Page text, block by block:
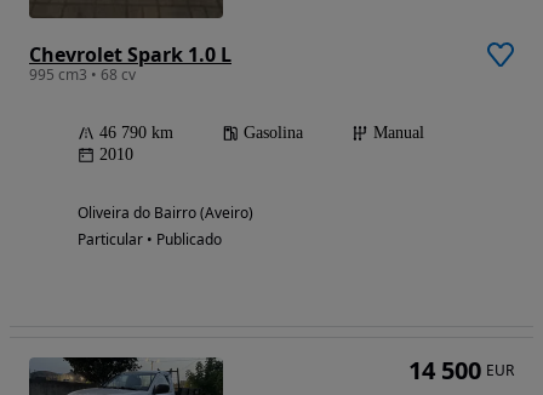
Chevrolet Spark 1.0 L
995 cm3 • 68 cv
46 790 km Gasolina
Manual
2010
Oliveira do Bairro (Aveiro)
Particular • Publicado
14 500 EUR